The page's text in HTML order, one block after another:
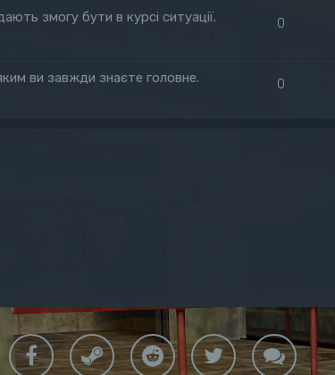
змогу бути в курсі ситуації. 0
ви завжди знаєте головне. 0